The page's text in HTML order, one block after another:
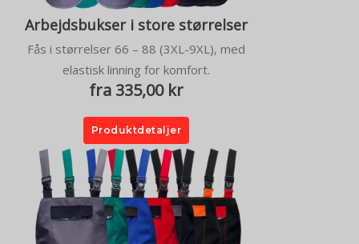
Arbejdsbukser i store størrelser
Fås i størrelser 66 – 88 (3XL-9XL), med
elastisk linning for komfort.
fra 335,00 kr
Produktdetaljer